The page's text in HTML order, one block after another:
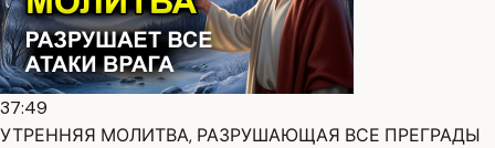
37:49
УТРЕННЯЯ МОЛИТВА, РАЗРУШАЮЩАЯ ВСЕ ПРЕГРАДЫ